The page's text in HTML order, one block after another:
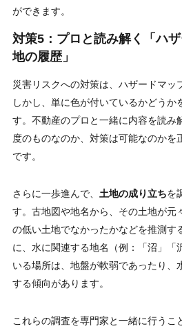
ができます。
対策5：プロと読み解く「ハ
地の履歴」
災害リスクへの対策は、ハザードマッ
しかし、単に色が付いているかどうか
す。不動産のプロと一緒に内容を読み
度のものなのか、対策は可能なのかを
です。
さらに一歩進んで、 土地の成り立ちを
す。古地図や地名から、その土地が元
の低い土地でなかったかなどを推測す
に、水に関連する地名（例：「沼」「
いる場所は、地盤が軟弱であったり、
する傾向があります。
これらの調査を専門家と一緒に行うこ